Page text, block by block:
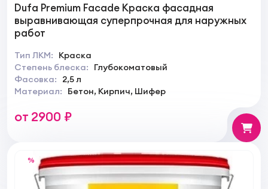
Dufa Premium Facade Краска фасадная
выравнивающая суперпрочная для наружных
работ
Тип ЛКМ:
Краска
Степень блеска:
Глубокоматовый
Фасовка:
2,5 л
Материал:
Бетон, Кирпич, Шифер
от 2900 ₽
%